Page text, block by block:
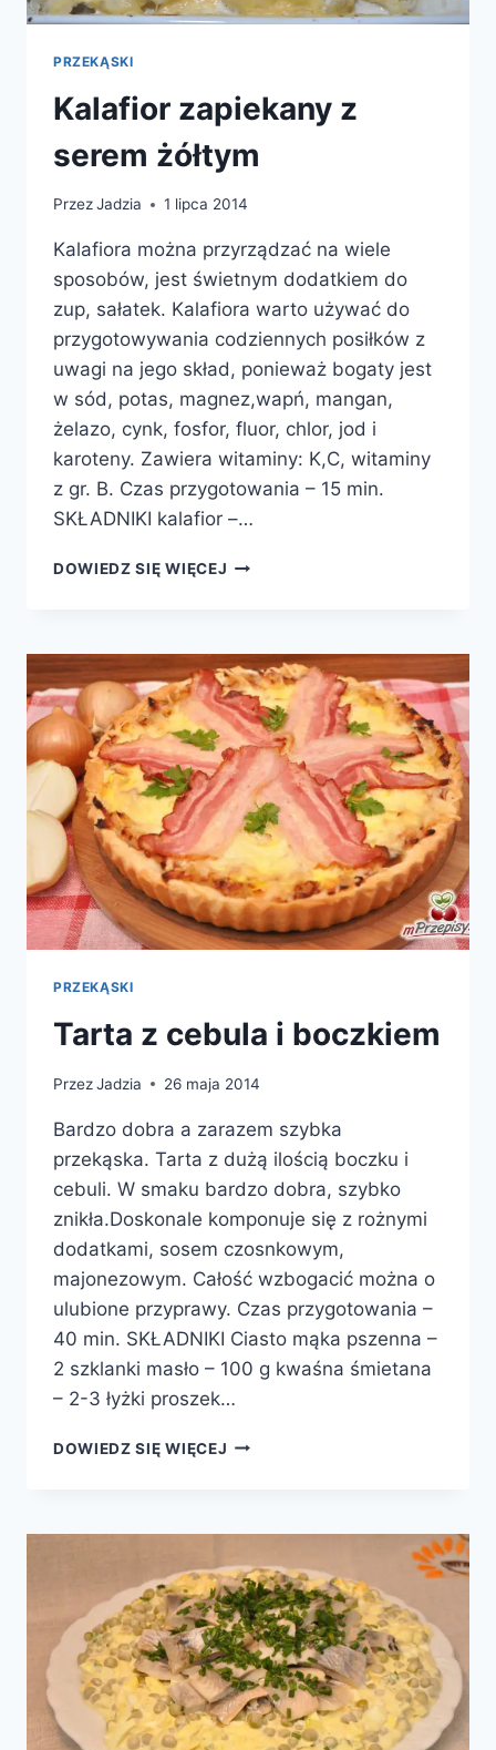
PRZEKĄSKI
Kalafior zapiekany z
serem żółtym
PrzezJadzia 1 lipca 2014
Kalafiora można przyrządzać na wiele
sposobów, jest świetnym dodatkiem do
zup, sałatek. Kalafiora warto używać do
przygotowywania codziennych posiłków z
uwagi na jego skład, ponieważ bogaty jest
w sód, potas, magnez,wapń, mangan,
żelazo, cynk, fosfor, fluor, chlor, jod i
karoteny. Zawiera witaminy: K,C, witaminy
z gr. B. Czas przygotowania – 15 min.
SKŁADNIKI kalafior –…
DOWIEDZ SIĘ WIĘCEJ KALAFIOR
ŻÓŁTYM
PRZEKĄSKI
Tarta z cebula i boczkiem
PrzezJadzia 26 maja 2014
Bardzo dobra a zarazem szybka
przekąska. Tarta z dużą ilością boczku i
cebuli. W smaku bardzo dobra, szybko
znikła.Doskonale komponuje się z rożnymi
dodatkami, sosem czosnkowym,
majonezowym. Całość wzbogacić można o
ulubione przyprawy. Czas przygotowania –
40 min. SKŁADNIKI Ciasto mąka pszenna –
2 szklanki masło – 100 g kwaśna śmietana
– 2-3 łyżki proszek…
DOWIEDZ SIĘ WIĘCEJ TARTA
BOCZKIEM